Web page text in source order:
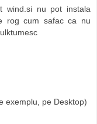
wind.si nu pot instala
rog cum safac ca nu
exemplu, pe Desktop)